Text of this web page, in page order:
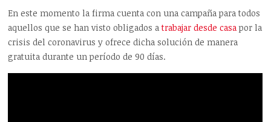
En este momento la firma cuenta con una campaña para todos
aquellos que se han visto obligados atrabajar desde casapor la
crisis del coronavirus y ofrece dicha solución de manera
gratuita durante un período de 90 días.